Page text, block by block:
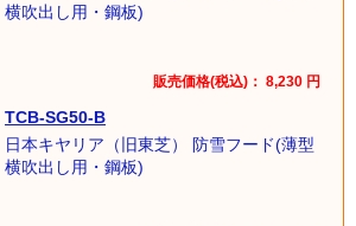
横吹出し用・鋼板)
販売価格(税込)： 8,230 円
TCB-SG50-B
日本キヤリア（旧東芝） 防雪フード(薄型
横吹出し用・鋼板)